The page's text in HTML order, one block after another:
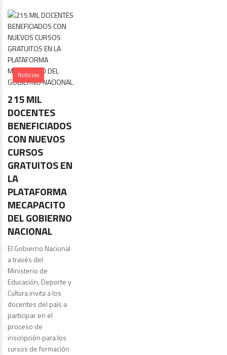
Noticias
215 MIL
DOCENTES
BENEFICIADOS
CON NUEVOS
CURSOS
GRATUITOS EN
LA
PLATAFORMA
MECAPACITO
DEL GOBIERNO
NACIONAL
El Gobierno Nacional
a través del
Ministerio de
Educación, Deporte y
Cultura invita a los
docentes del país a
participar en el
proceso de
inscripción para los
cursos de formación